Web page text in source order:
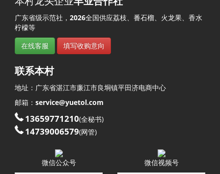
广东省级示范社， 2026全国供应荔枝、番石榴、火龙果、香水
柠檬等
在线客服
填写收购意向
联系本村
地址： 广东省湛江市廉江市良垌镇平田济电商中心
邮箱： service@yuetol.com
13659771210(全秘书)
14739006579(网管)
微信公众号 微信视频号